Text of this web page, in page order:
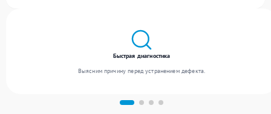
Быстрая диагностика
Выясним причину перед устранением дефекта.